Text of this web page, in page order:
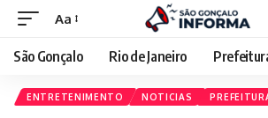
Aa
São Gonçalo Rio de Janeiro
ENTRETENIMENTO NOTICIAS